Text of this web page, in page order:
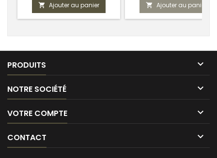
 Ajouter au panier  Ajouter au panier
PRODUITS 
NOTRE SOCIÉTÉ 
VOTRE COMPTE 
CONTACT 